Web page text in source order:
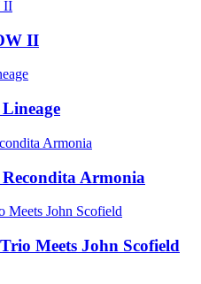
II
Armonia
Meets John Scofield